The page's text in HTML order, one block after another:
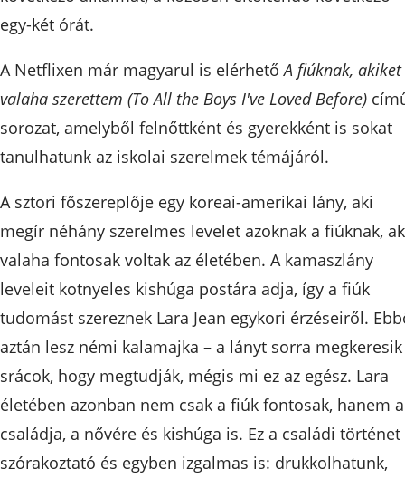
egy-két órát.
A Netflixen már magyarul is elérhetőA fiúknak, akiket
valaha szerettem (To All the Boys I've Loved Before)
sorozat, amelyből felnőttként és gyerekként is sokat
tanulhatunk az iskolai szerelmek témájáról.
A sztori főszereplője egy koreai-amerikai lány, aki
megír néhány szerelmes levelet azoknak a fiúknak,
valaha fontosak voltak az életében. A kamaszlány
leveleit kotnyeles kishúga postára adja, így a fiúk
tudomást szereznek Lara Jean egykori érzéseiről.
aztán lesz némi kalamajka – a lányt sorra
srácok, hogy megtudják, mégis mi ez az egész. Lara
életében azonban nem csak a fiúk fontosak, hanem a
családja, a nővére és kishúga is. Ez a családi történet
szórakoztató és egyben izgalmas is: drukkolhatunk,